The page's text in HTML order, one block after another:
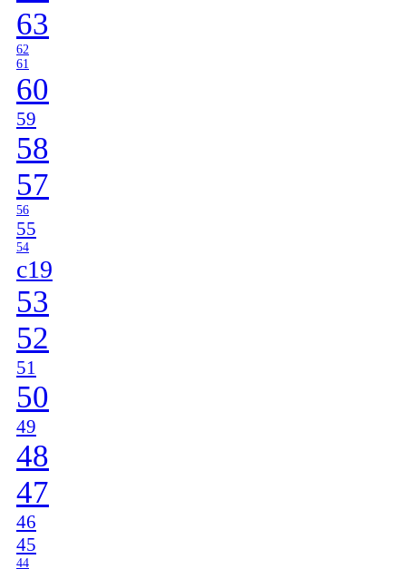
63
62
61
60
59
58
57
56
55
54
c19
53
52
51
50
49
48
47
46
45
44